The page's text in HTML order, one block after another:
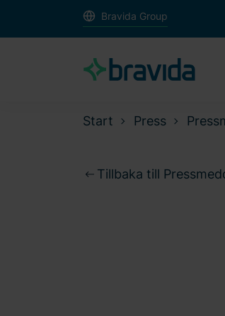
Bravida Group
Start Press
Tillbaka till